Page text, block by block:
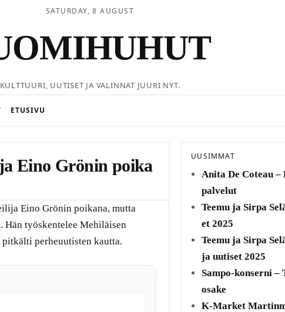
SATURDAY, 8 AUGUST
KULTTUURI, UUTISET JA VALINNAT JUURI NYT.
ETUSIVU
Eino Grönin poika
Eino Grönin poikana, mutta
Hän työskentelee Mehiläisen
perheuutisten kautta.
UUSIMMAT
Anita De Coteau
palvelut
Teemu ja Sirpa
et 2025
Teemu ja Sirpa
ja uutiset 2025
Sampo-konserni
osake
K‑Market